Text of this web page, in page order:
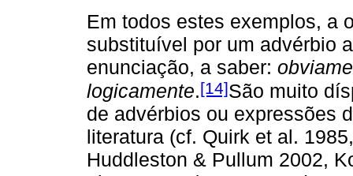
Em todos estes exemplos, a
substituível por um advérbio
enunciação, a saber:
logicamente.[14]São muito
de advérbios ou expressões
literatura (cf. Quirk et al.
Huddleston & Pullum 2002,